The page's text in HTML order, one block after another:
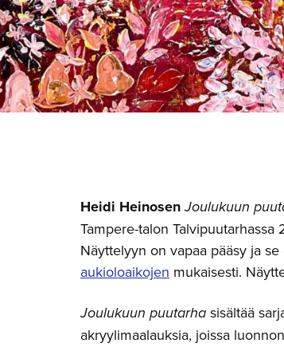
Heidi HeinosenJoulukuun
Tampere-talon Talvipuutarhassa
Näyttelyyn on vapaa pääsy ja
aukioloaikojen mukaisesti.
Joulukuun puutarha sisältää
akryylimaalauksia, joissa